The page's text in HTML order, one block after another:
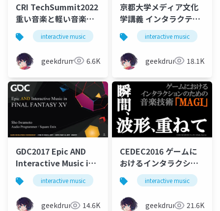
CRI TechSummit2022
重い音楽と軽い音楽
欧米と日本のゲーム音
楽の違いについて
interactive music game music
geekdrums 6.6K
京都大学メディア文化
学講義 インタラクティ
ブミュージックの理論
と実践
interactive music
geekdrums 18.1K
GDC2017 Epic AND
Interactive Music in
FINAL FANTASY XV
interactive music game music
geekdrums 14.6K
CEDEC2016 ゲームに
おけるインタラクショ
ンのための音楽技術
MAGI 瞬間、波形、重
ねて
interactive music
geekdrums 21.6K